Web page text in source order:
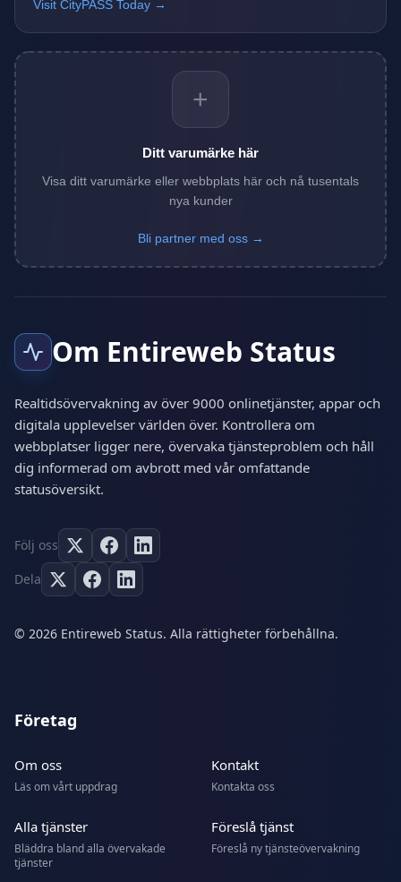
Visit CityPASS Today →
+
Ditt varumärke här
Visa ditt varumärke eller webbplats här och nå tusentals
nya kunder
Bli partner med oss →
Om Entireweb Status
Realtidsövervakning av över 9000 onlinetjänster, appar och
digitala upplevelser världen över. Kontrollera om
webbplatser ligger nere, övervaka tjänsteproblem och håll
dig informerad om avbrott med vår omfattande
statusöversikt.
Följ oss
Dela
© 2026 Entireweb Status. Alla rättigheter förbehållna.
Företag
Om oss
Läs om vårt uppdrag
Kontakt
Kontakta oss
Alla tjänster
Bläddra bland alla övervakade
tjänster
Föreslå tjänst
Föreslå ny tjänsteövervakning